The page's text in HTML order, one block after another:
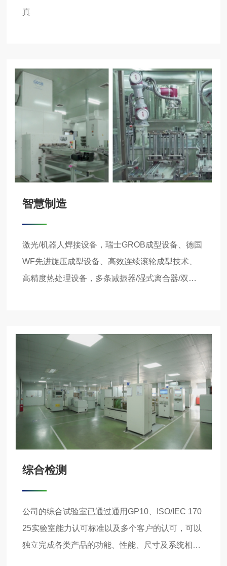
真
智慧制造
激光/机器人焊接设备，瑞士GROB成型设备、德国
WF先进旋压成型设备、高效连续滚轮成型技术、
高精度热处理设备，多条减振器/湿式离合器/双质
综合检测
公司的综合试验室已通过通用GP10、ISO/IEC 170
25实验室能力认可标准以及多个客户的认可，可以
独立完成各类产品的功能、性能、尺寸及系统相关